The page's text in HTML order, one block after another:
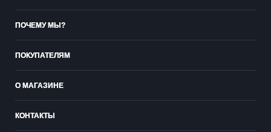
ПОЧЕМУ МЫ?
ПОКУПАТЕЛЯМ
О МАГАЗИНЕ
КОНТАКТЫ